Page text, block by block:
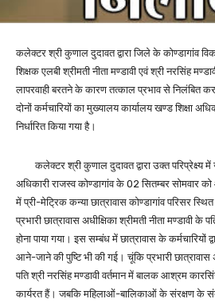
कलेक्टर श्री कुणाल दुदावत द्वारा जिले के कोण्डागांव
शिक्षक एलबी श्रीमती नीता मण्डावी एवं श्री नरसिंह
लापरवाही बरतने के कारण तत्काल प्रभाव से निलंबित
दोनों कर्मचारियों का मुख्यालय कार्यालय खण्ड शिक्षा
निर्धारित किया गया है।
कलेक्टर श्री कुणाल दुदावत द्वारा उक्त परिप्रेक्ष्य
अधिकारी राजस्व कोण्डागांव के 02 सितम्बर सोमवार
में प्री-मेट्रिक कन्या छात्रावास कोण्डागांव परिसर
प्रभारी छात्रावास अधीक्षिका श्रीमती नीता मण्डावी के
होना पाया गया। इस सम्बंध में छात्रावास के कर्मचारियों
आने-जाने की पुष्टि भी की गई। चूंकि प्रभारी छात्रावास
पति श्री नरसिंह मण्डावी वर्तमान में बालक आश्रम
कार्यरत हैं। जबकि महिलाओं-बालिकाओं के संरक्षण के